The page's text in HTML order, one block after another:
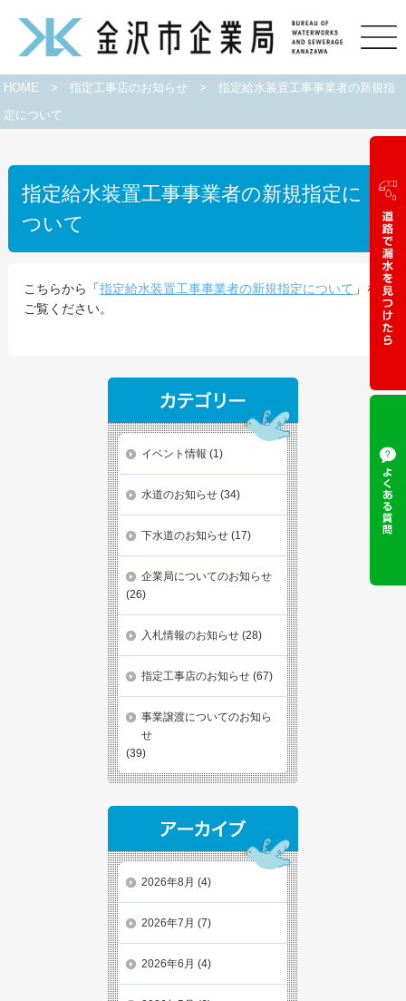
HOME >指定工事店のお知らせ >指定給水装置工事事業者の新規指
定について
指定給水装置工事事業者の新規指定に
ついて
こちらから「指定給水装置工事事業者の新規指定について 」を
ご覧ください。
イベント情報 (1)
水道のお知らせ (34)
下水道のお知らせ (17)
企業局についてのお知らせ
(26)
入札情報のお知らせ (28)
指定工事店のお知らせ (67)
事業譲渡についてのお知ら
せ
(39)
2026年8月 (4)
2026年7月 (7)
2026年6月 (4)